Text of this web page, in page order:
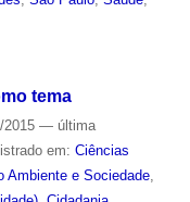
tema
— última
em: Ciências
Ambiente e Sociedade,